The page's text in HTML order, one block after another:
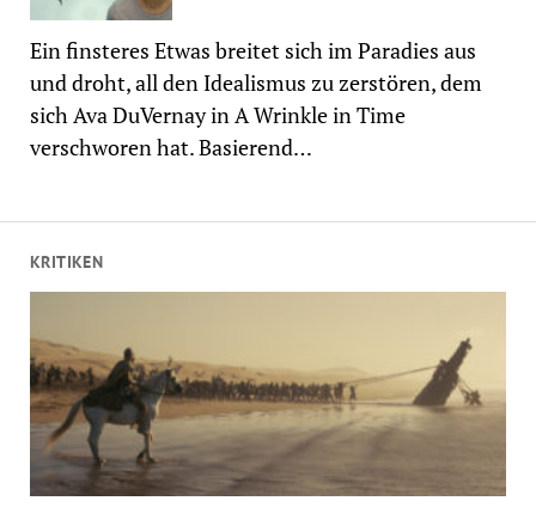
KRITIKEN
Ein finsteres Etwas breitet sich im Paradies aus
und droht, all den Idealismus zu zerstören, dem
sich Ava DuVernay in A Wrinkle in Time
verschworen hat. Basierend…